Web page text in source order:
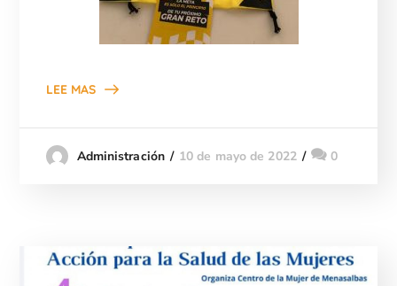
LEE MAS
Administración 10 de mayo de 2022 0